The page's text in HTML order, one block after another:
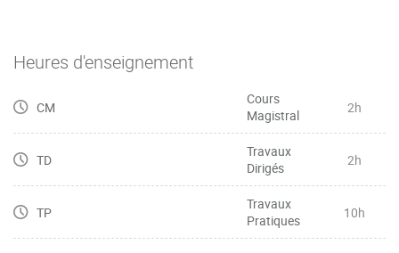
Heures d'enseignement
CM
Cours
Magistral
2h
TD
Travaux
Dirigés
2h
TP
Travaux
Pratiques
10h